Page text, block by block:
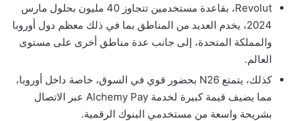
Revolut، بقاعدة مستخدمين تتجاوز 40 مليون بحلول مارس
2024، يخدم العديد من المناطق بما في ذلك معظم دول أوروبا
والمملكة المتحدة، إلى جانب عدة مناطق أخرى على مستوى
العالم.
كذلك، يتمتع N26 بحضور قوي في السوق، خاصة داخل أوروبا،
مما يضيف قيمة كبيرة لخدمة Alchemy Pay عبر الاتصال
بشريحة واسعة من مستخدمي البنوك الرقمية.